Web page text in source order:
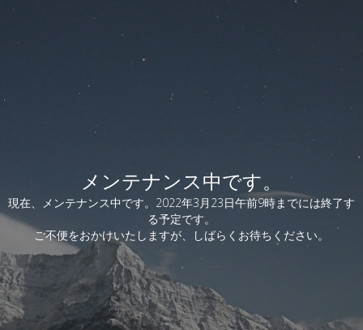
メンテナンス中です。
現在、メンテナンス中です。2022年3月23日午前9時までには終了す
る予定です。
ご不便をおかけいたしますが、しばらくお待ちください。